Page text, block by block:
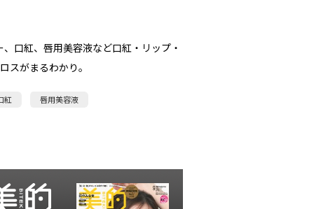
口紅、唇用美容液など口紅・リップ・
スがまるわかり。
紅 唇用美容液